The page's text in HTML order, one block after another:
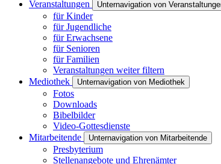
Veranstaltungen
Unternavigation von
für Kinder
für Jugendliche
für Erwachsene
für Senioren
für Familien
Veranstaltungen weiter filtern
Mediothek
Unternavigation von Mediothek
Fotos
Downloads
Bibelbilder
Video-Gottesdienste
Mitarbeitende
Unternavigation von Mitarbeitende
Presbyterium
Stellenangebote und Ehrenämter